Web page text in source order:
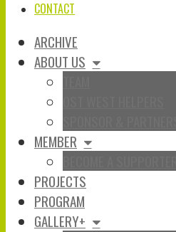
CONTACT
ARCHIVE
ABOUT US
MEMBER
PROJECTS
PROGRAM
GALLERY+